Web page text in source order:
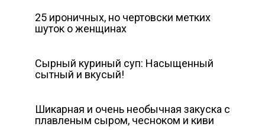
25 ироничных, но чертовски метких
шуток о женщинах
Сырный куриный суп: Насыщенный
сытный и вкусый!
Шикарная и очень необычная закуска с
плавленым сыром, чесноком и киви